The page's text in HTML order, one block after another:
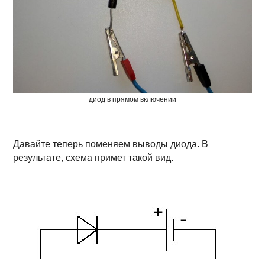
диод в прямом включении
Давайте теперь поменяем выводы диода. В
результате, схема примет такой вид.